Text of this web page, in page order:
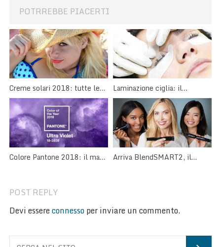
POTRREBBE PIACERTI
Creme solari 2018: tutte le
novità per un’abbronzatura
perfetta
Laminazione ciglia: il
trattamento curativo per le
ciglia
Colore Pantone 2018: il make
Arriva BlendSMART2, il
POST REPLY
Devi essereconnessoper inviare un commento.